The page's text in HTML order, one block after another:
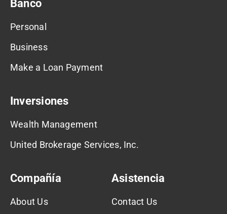
Banco
Personal
Business
Make a Loan Payment
Inversiones
Wealth Management
United Brokerage Services, Inc.
Compañía
About Us
Asistencia
Contact Us